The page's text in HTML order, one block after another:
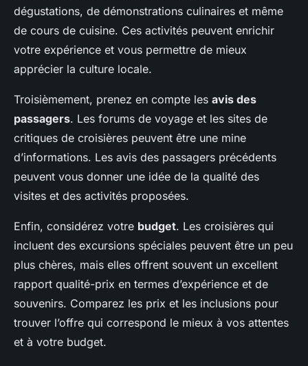
dégustations, de démonstrations culinaires et même
de cours de cuisine. Ces activités peuvent enrichir
votre expérience et vous permettre de mieux
apprécier la culture locale.
Troisièmement, prenez en compte les avis des
passagers. Les forums de voyage et les sites de
critiques de croisières peuvent être une mine
d’informations. Les avis des passagers précédents
peuvent vous donner une idée de la qualité des
visites et des activités proposées.
Enfin, considérez votre budget. Les croisières qui
incluent des excursions spéciales peuvent être un peu
plus chères, mais elles offrent souvent un excellent
rapport qualité-prix en termes d’expérience et de
souvenirs. Comparez les prix et les inclusions pour
trouver l’offre qui correspond le mieux à vos attentes
et à votre budget.